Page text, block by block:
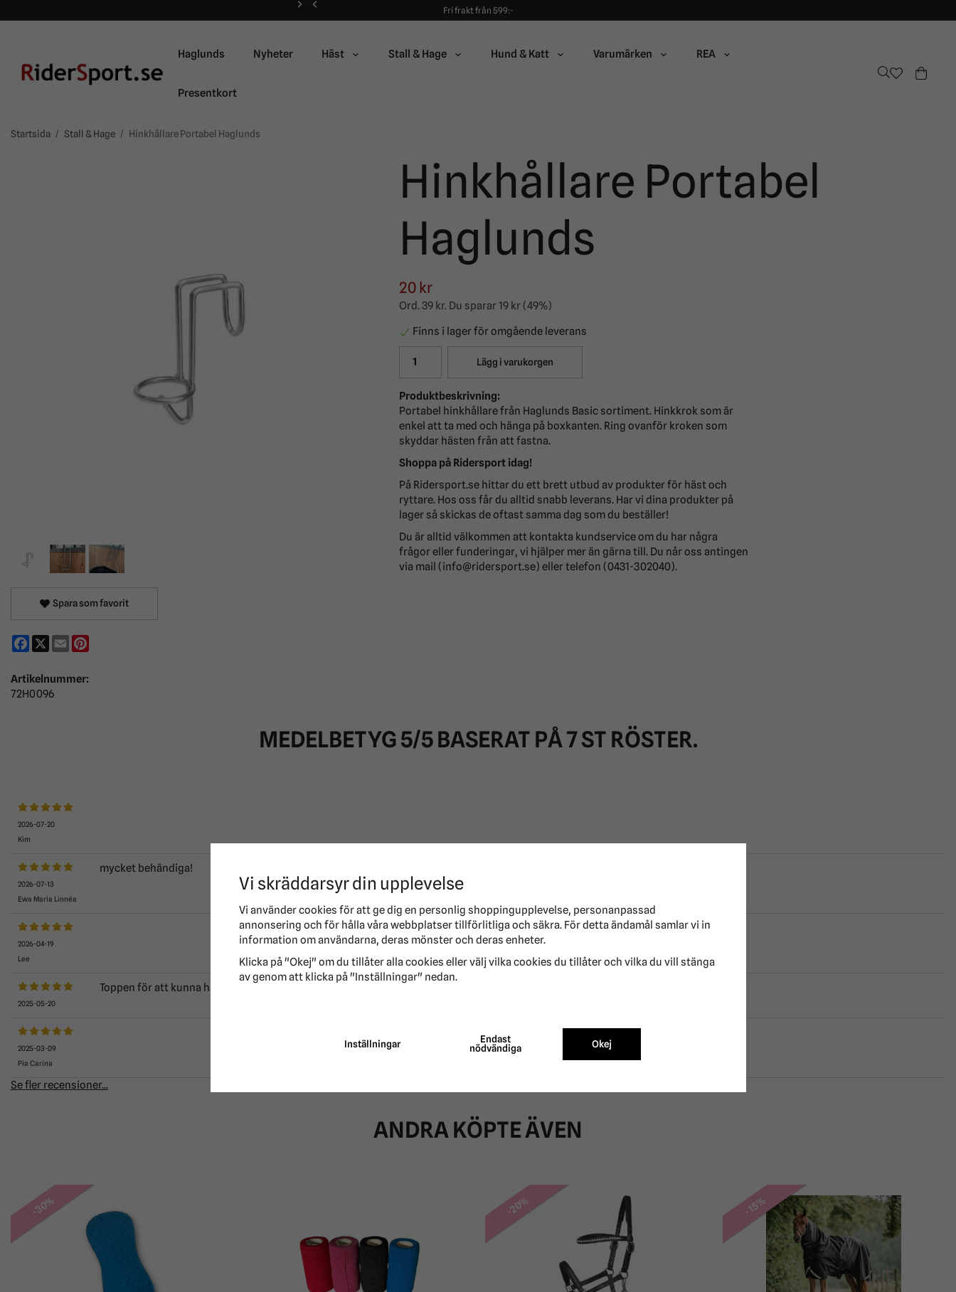
Fri frakt från 599:-
90 dagars öppet köp!
Haglunds Nyheter Häst Stall & Hage Hund & Katt Varumärken REA
Presentkort
Startsida / Stall & Hage / Hinkhållare Portabel Haglunds
Hinkhållare Portabel
Haglunds
20 kr
Ord.39 kr. Du sparar19 kr(49%)
Finns i lager för omgående leverans
Lägg i varukorgen
Produktbeskrivning:
Portabel hinkhållare från Haglunds Basic sortiment. Hinkkrok som är
enkel att ta med och hänga på boxkanten. Ring ovanför kroken som
skyddar hästen från att fastna.
Shoppa påRidersport idag!
På Ridersport.se hittar du ett brett utbud av produkter för häst och
ryttare. Hos oss får du alltid snabb leverans. Har vi dina produkter på
lager så skickas de oftast samma dag som du beställer!
Du är alltid välkommen att kontakta kundservice om du har några
frågor eller funderingar, vi hjälper mer än gärna till. Du når oss antingen
via mail (info@ridersport.se) eller telefon (0431-302040).
Spara som favorit
Facebook
X Email
Artikelnummer:
72H0096
MEDELBETYG5/5 BASERAT PÅ7ST RÖSTER.
2026-07-20
Kim
2026-07-13
Ewa Maria Linnéa
mycket behändiga!
2026-04-19
Lee
2025-05-20
Toppen för att kunna ha fler hinkar eller i transporten
2025-03-09
Pia Carina
Se fler recensioner...
ANDRA KÖPTE ÄVEN
-30% -20% -15%
Vi skräddarsyr din upplevelse
Vi använder cookies för att ge dig en personlig shoppingupplevelse, personanpassad
annonsering och för hålla våra webbplatser tillförlitliga och säkra. För detta ändamål samlar vi in
information om användarna, deras mönster och deras enheter.
Klicka på "Okej" om du tillåter alla cookies eller välj vilka cookies du tillåter och vilka du vill stänga
av genom att klicka på "Inställningar" nedan.
Inställningar
Endast
nödvändiga
Okej